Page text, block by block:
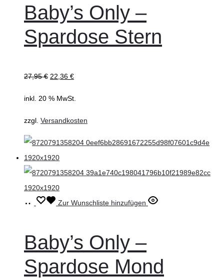
Baby’s Only –
Spardose Stern
27,95€ 22,36 €
inkl. 20 % MwSt.
zzgl. Versandkosten
In
Zur Wunschliste hinzufügen
Baby’s Only –
Spardose Mond